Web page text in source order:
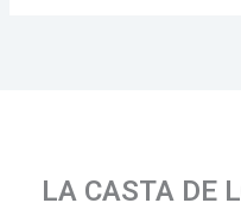
LA CASTA DE